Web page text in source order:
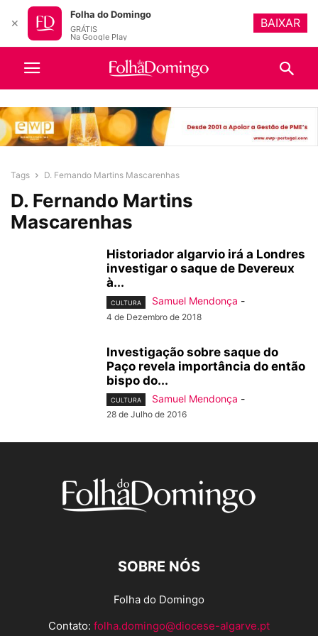
Tags D. Fernando Martins Mascarenhas
D. Fernando Martins
Mascarenhas
Historiador algarvio irá a Londres
investigar o saque de Devereux
à...
CULTURA Samuel Mendonça -
4 de Dezembro de 2018
Investigação sobre saque do
Paço revela importância do então
bispo do...
CULTURA Samuel Mendonça -
28 de Julho de 2016
SOBRE NÓS
Folha do Domingo
Contato: folha.domingo@diocese-algarve.pt
✕
Folha do Domingo
GRÁTIS
Na Google Play
BAIXAR